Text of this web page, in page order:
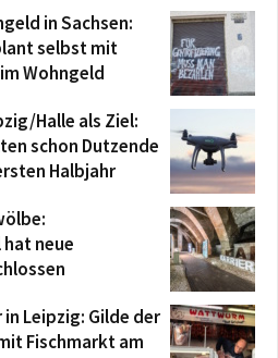
in Sachsen:
selbst mit
Wohngeld
Halle als Ziel:
schon Dutzende
Halbjahr
neue
Leipzig: Gilde der
Fischmarkt am